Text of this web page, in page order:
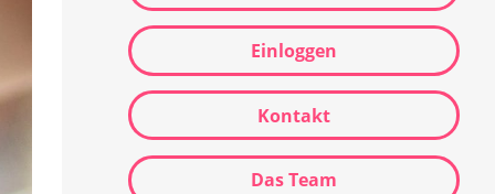
Einloggen
Kontakt
Das Team